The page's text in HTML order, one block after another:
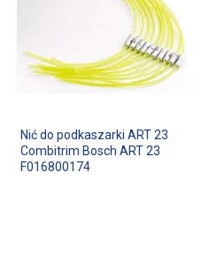
Nić do podkaszarki ART 23
Combitrim Bosch ART 23
F016800174